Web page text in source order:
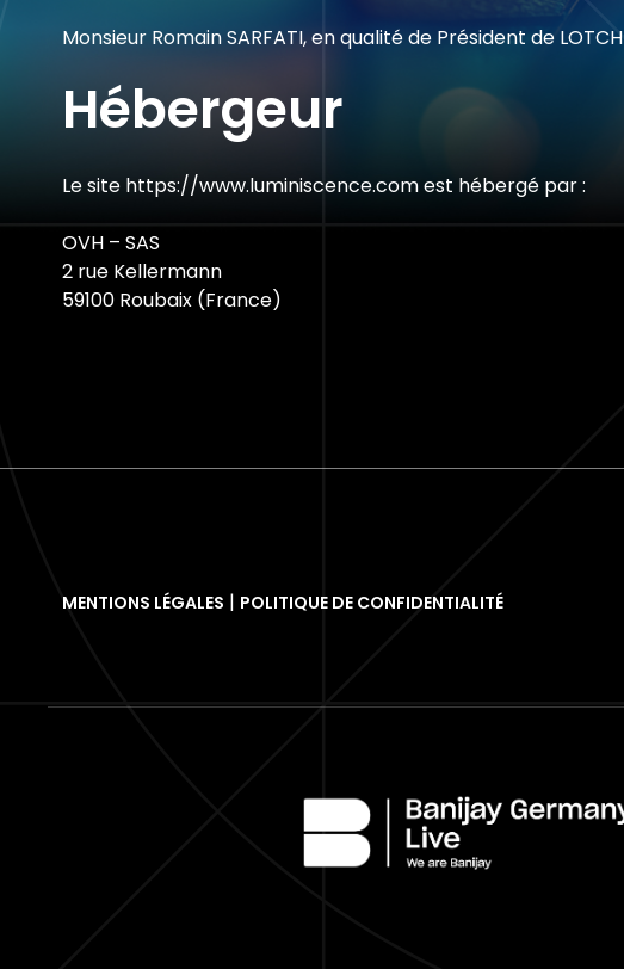
Monsieur Romain SARFATI, en qualité de Président de
Hébergeur
Le site https://www.luminiscence.comest hébergé par :
OVH – SAS
2 rue Kellermann
59100 Roubaix (France)
MENTIONS LÉGALES POLITIQUE DE CONFIDENTIALITÉ